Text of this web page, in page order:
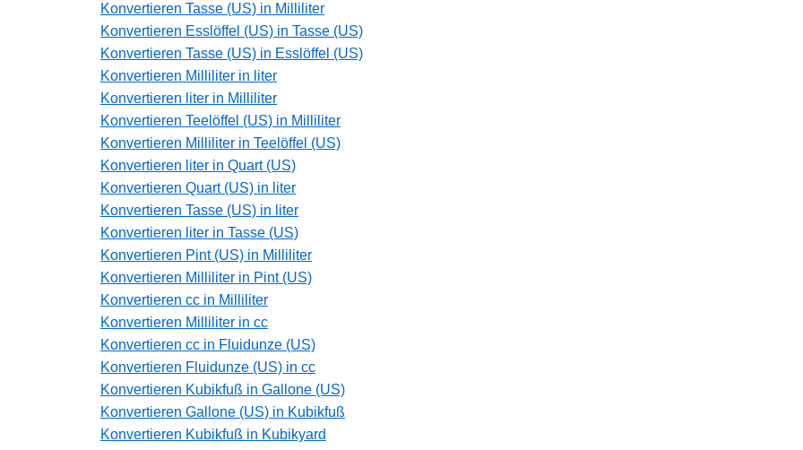
Konvertieren Tasse (US) in Milliliter
Konvertieren Esslöffel (US) in Tasse (US)
Konvertieren Tasse (US) in Esslöffel (US)
Konvertieren Milliliter in liter
Konvertieren liter in Milliliter
Konvertieren Teelöffel (US) in Milliliter
Konvertieren Milliliter in Teelöffel (US)
Konvertieren liter in Quart (US)
Konvertieren Quart (US) in liter
Konvertieren Tasse (US) in liter
Konvertieren liter in Tasse (US)
Konvertieren Pint (US) in Milliliter
Konvertieren Milliliter in Pint (US)
Konvertieren cc in Milliliter
Konvertieren Milliliter in cc
Konvertieren cc in Fluidunze (US)
Konvertieren Fluidunze (US) in cc
Konvertieren Kubikfuß in Gallone (US)
Konvertieren Gallone (US) in Kubikfuß
Konvertieren Kubikfuß in Kubikyard